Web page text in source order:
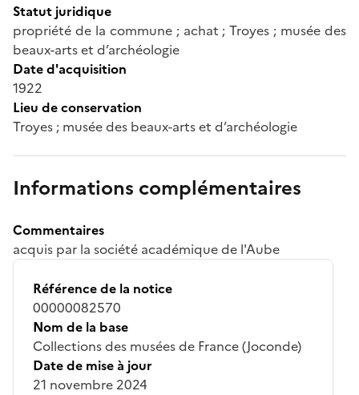
Statut juridique
propriété de la commune ; achat ; Troyes ; musée des
beaux-arts et d’archéologie
Date d'acquisition
1922
Lieu de conservation
Troyes ; musée des beaux-arts et d’archéologie
Informations complémentaires
Commentaires
acquis par la société académique de l'Aube
Référence de la notice
00000082570
Nom de la base
Collections des musées de France (Joconde)
Date de mise à jour
21 novembre 2024